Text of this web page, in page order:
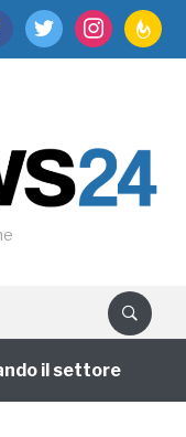
twitter instagram
il settore